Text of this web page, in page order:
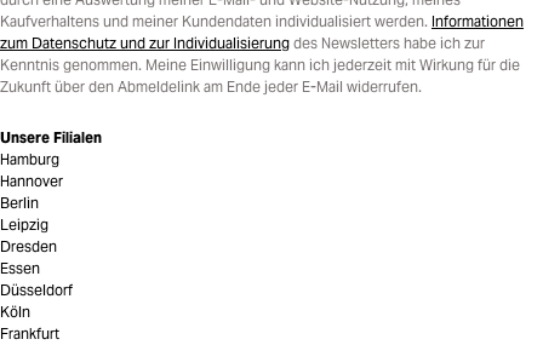
Kaufverhaltens und meiner Kundendaten individualisiert werden. Informationen
zum Datenschutz und zur Individualisierung des Newsletters habe ich zur
Kenntnis genommen. Meine Einwilligung kann ich jederzeit mit Wirkung für die
Zukunft über den Abmeldelink am Ende jeder E-Mail widerrufen.
Unsere Filialen
Hamburg
Hannover
Berlin
Leipzig
Dresden
Essen
Düsseldorf
Köln
Frankfurt